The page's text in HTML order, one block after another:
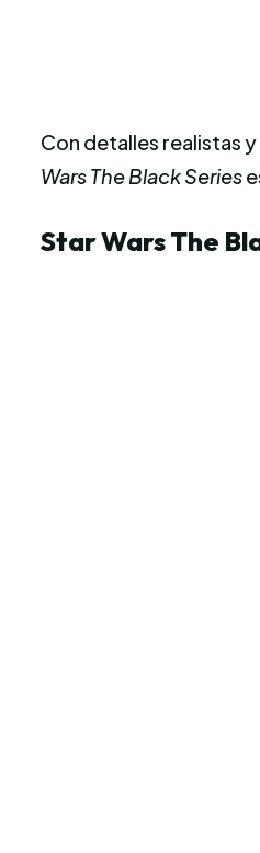
Con detalles realistas
Wars The Black Series
Star WarsThe